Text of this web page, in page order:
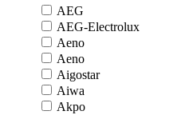
AEG
AEG-Electrolux
Aeno
Aeno
Aigostar
Aiwa
Akpo